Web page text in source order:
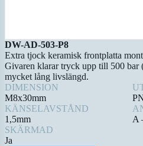
DW-AD-503-P8
Extra tjock keramisk frontplatta
Givaren klarar tryck upp till 500 bar
mycket lång livslängd.
DIMENSION
M8x30mm
KÄNSELAVSTÅND
1,5mm
A
SKÄRMAD
Ja